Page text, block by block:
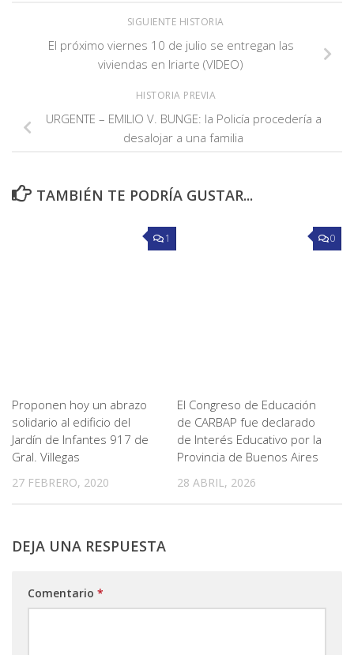
SIGUIENTE HISTORIA
El próximo viernes 10 de julio se entregan las
viviendas en Iriarte (VIDEO)
HISTORIA PREVIA
URGENTE – EMILIO V. BUNGE: la Policía procedería a
desalojar a una familia
TAMBIÉN TE PODRÍA GUSTAR...
1
Proponen hoy un abrazo
solidario al edificio del
Jardín de Infantes 917 de
Gral. Villegas
27 FEBRERO, 2020
0
El Congreso de Educación
de CARBAP fue declarado
de Interés Educativo por la
Provincia de Buenos Aires
28 ABRIL, 2026
DEJA UNA RESPUESTA
Comentario *